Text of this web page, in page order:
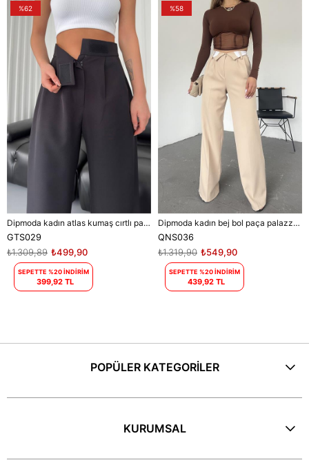
Dipmoda kadın atlas kumaş cırtlı palazzo pantolon DPGTS029 - Siyah
GTS029
₺499,90
₺1.309,89
SEPETTE %20 İNDİRİM
399,92 TL
%62
Dipmoda kadın bej bol paça palazzo kumaş pantolon DPQNS036
QNS036
₺549,90
₺1.319,90
SEPETTE %20 İNDİRİM
439,92 TL
%58
POPÜLER KATEGORİLER
KURUMSAL